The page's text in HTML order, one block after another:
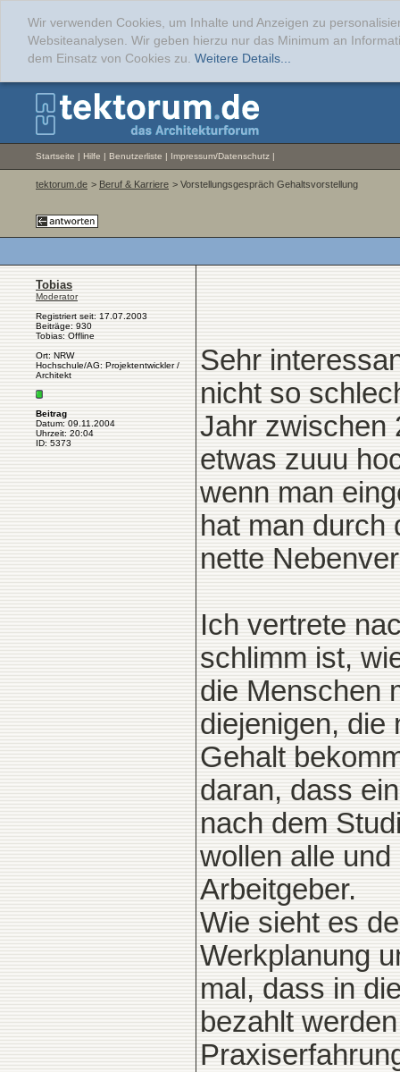
Wir verwenden Cookies, um Inhalte und Anzeigen zu
Websiteanalysen. Wir geben hierzu nur das Minimum an
dem Einsatz von Cookies zu. Weitere Details...
Startseite | Hilfe | Benutzerliste | Impressum/Datenschutz |
tektorum.de > Beruf & Karriere > Vorstellungsgespräch Gehaltsvorstellung
Tobias
Moderator
Registriert seit: 17.07.2003
Beiträge: 930
Tobias: Offline
Ort: NRW
Hochschule/AG: Projektentwickler /
Architekt
Beitrag
Datum: 09.11.2004
Uhrzeit: 20:04
ID: 5373
Sehr
nicht so
Jahr zwischen
etwas zuuu
wenn man
hat man durch
nette
Ich vertrete
schlimm ist,
die Menschen
diejenigen, die
Gehalt
daran, dass
nach dem
wollen alle
Arbeitgeber.
Wie sieht es
Werkplanung
mal, dass in
bezahlt